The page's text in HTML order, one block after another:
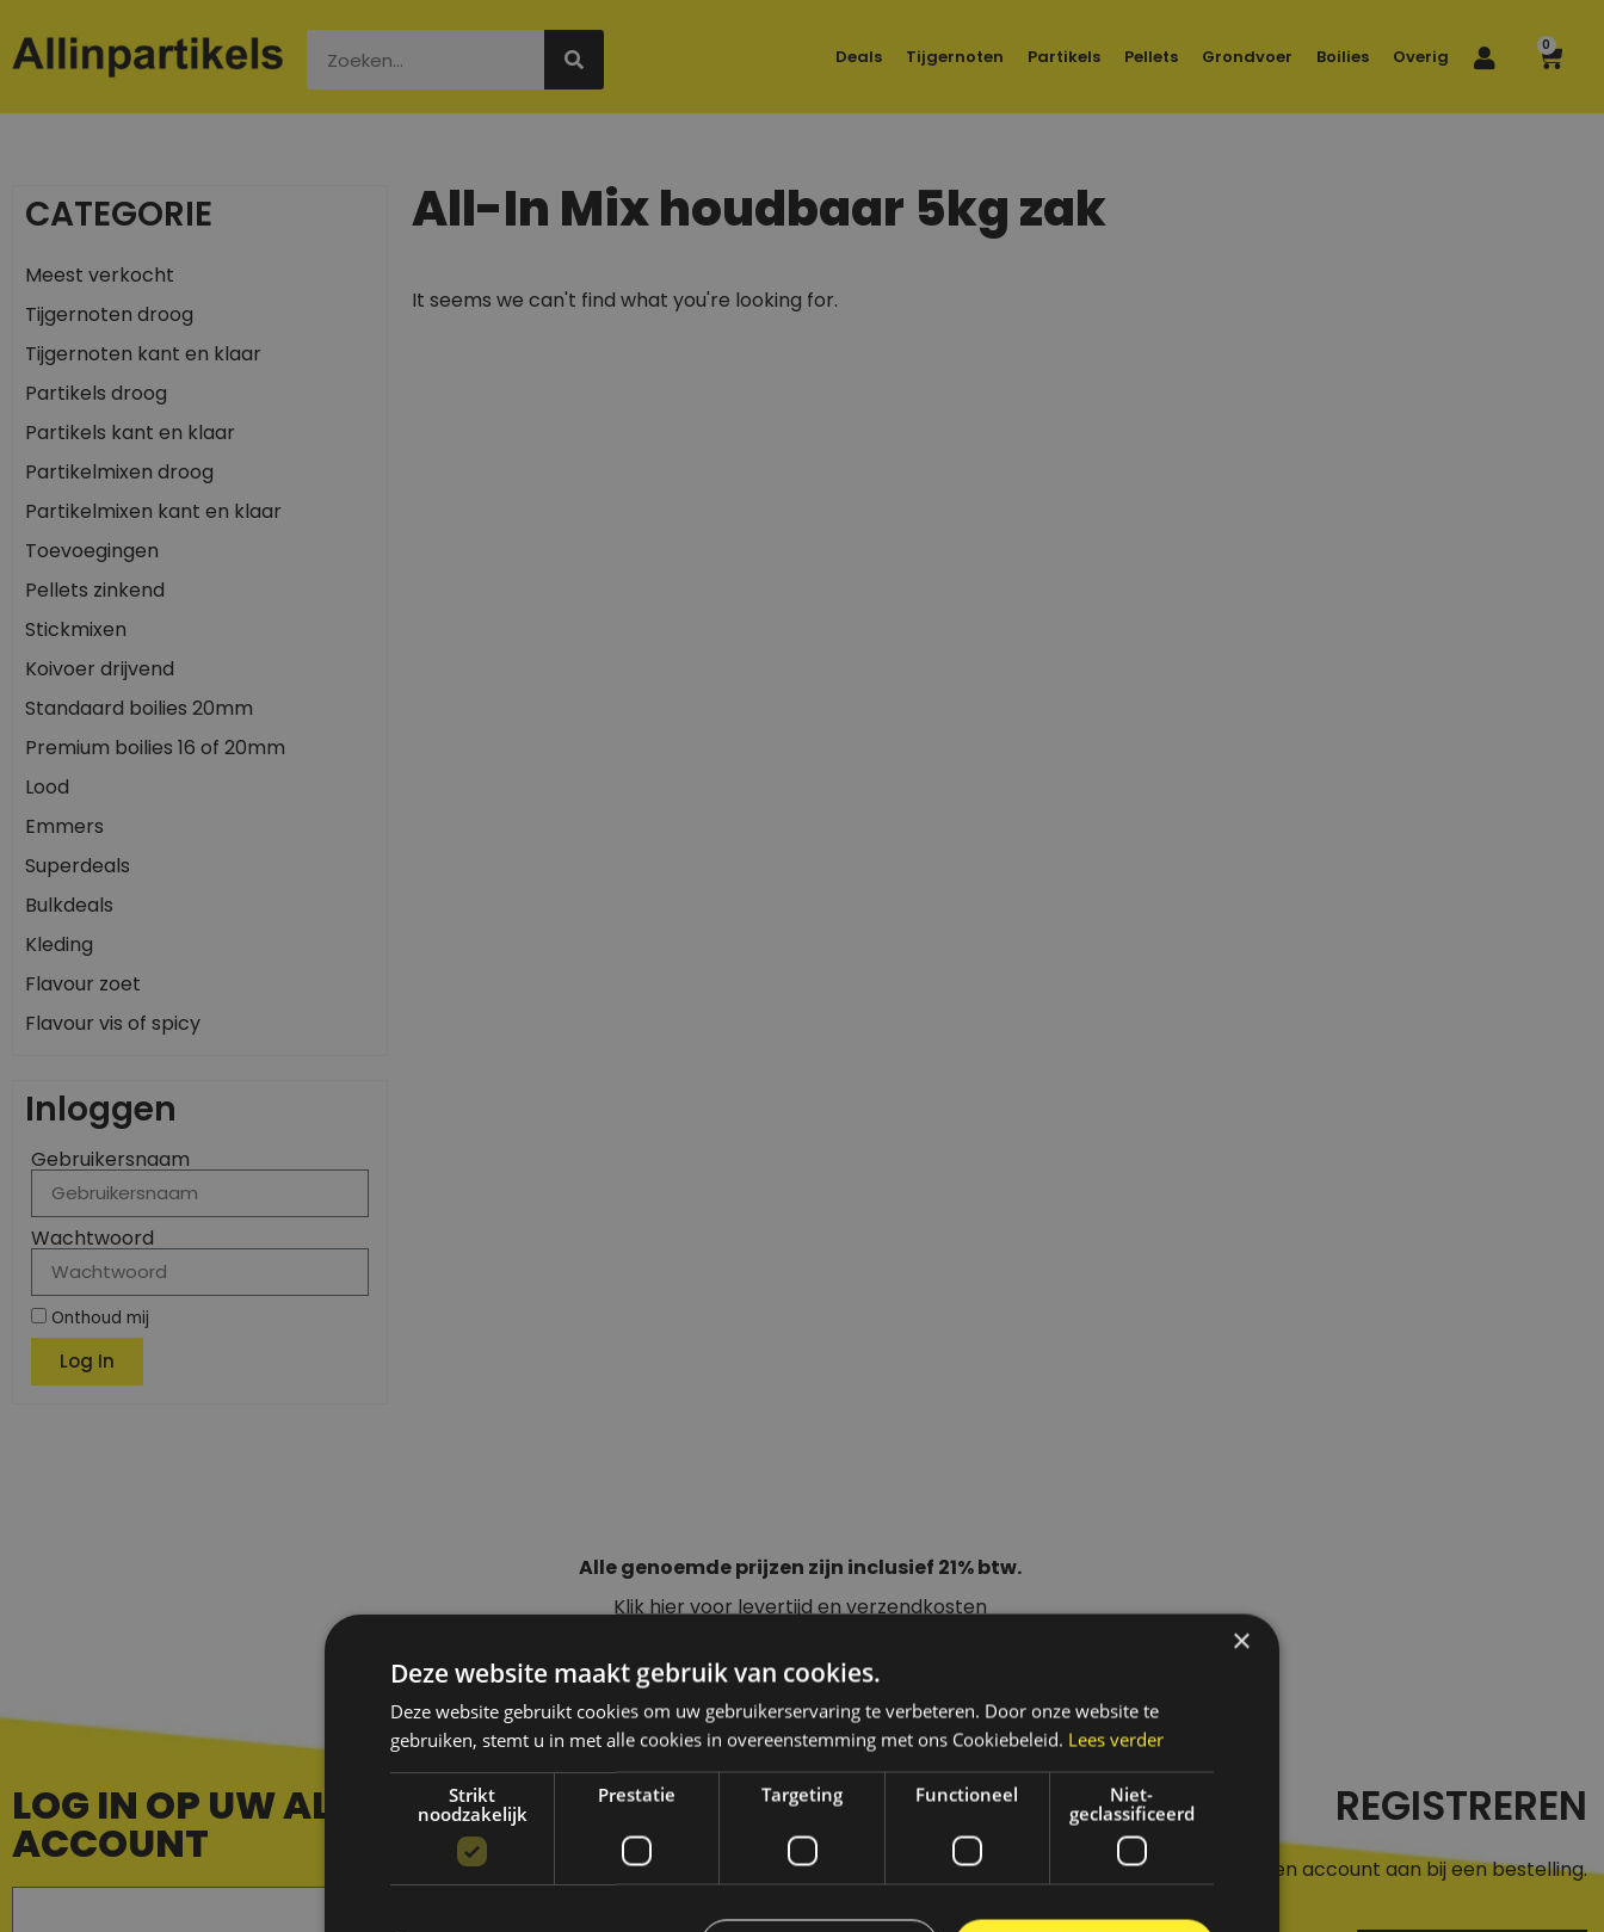
Deals Tijgernoten Partikels Pellets Grondvoer Boilies Overig
0
CATEGORIE
Meest verkocht
Tijgernoten droog
Tijgernoten kant en klaar
Partikels droog
Partikels kant en klaar
Partikelmixen droog
Partikelmixen kant en klaar
Toevoegingen
Pellets zinkend
Stickmixen
Koivoer drijvend
Standaard boilies 20mm
Premium boilies 16 of 20mm
Lood
Emmers
Superdeals
Bulkdeals
Kleding
Flavour zoet
Flavour vis of spicy
Inloggen
Gebruikersnaam
Wachtwoord
Onthoud mij
Log In
All-In Mix houdbaar 5kg zak
It seems we can't find what you're looking for.
Alle genoemde prijzen zijn inclusief 21% btw.
Klik hier voor levertijd en verzendkosten
LOG IN OP UW ALL IN PARTIKELS
ACCOUNT
REGISTREREN
Nog geen account? Maar er een aan of maak een account aan bij een bestelling.
×
Deze website maakt gebruik van cookies.
Deze website gebruikt cookies om uw gebruikerservaring te verbeteren. Door onze website te
gebruiken, stemt u in met alle cookies in overeenstemming met ons Cookiebeleid. Lees verder
Strikt
noodzakelijk
Prestatie Targeting Functioneel
Niet-
geclassificeerd